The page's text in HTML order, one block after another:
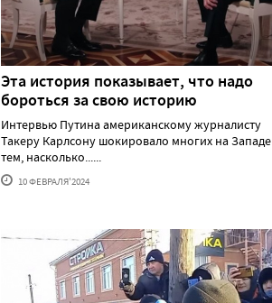
Эта история показывает, что надо
бороться за свою историю
Интервью Путина американскому журналисту
Такеру Карлсону шокировало многих на Западе
тем, насколько......
10 ФЕВРАЛЯ'2024